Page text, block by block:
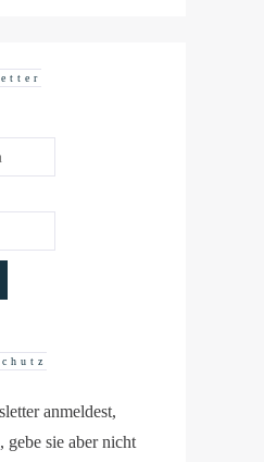
anmeldest,
gebe sie aber nicht